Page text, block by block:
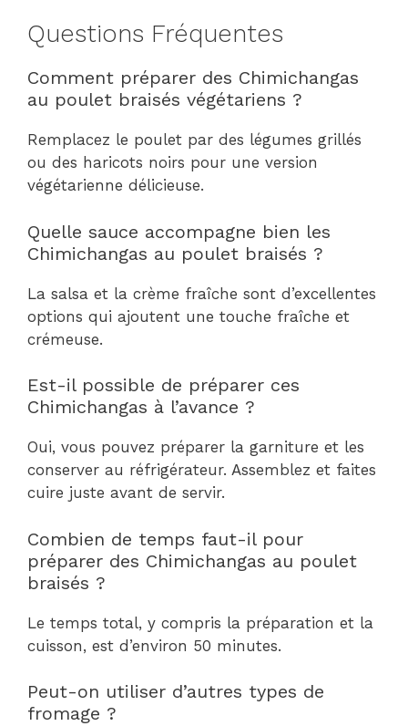
Questions Fréquentes
Comment préparer des Chimichangas
au poulet braisés végétariens ?
Remplacez le poulet par des légumes grillés
ou des haricots noirs pour une version
végétarienne délicieuse.
Quelle sauce accompagne bien les
Chimichangas au poulet braisés ?
La salsa et la crème fraîche sont d’excellentes
options qui ajoutent une touche fraîche et
crémeuse.
Est-il possible de préparer ces
Chimichangas à l’avance ?
Oui, vous pouvez préparer la garniture et les
conserver au réfrigérateur. Assemblez et faites
cuire juste avant de servir.
Combien de temps faut-il pour
préparer des Chimichangas au poulet
braisés ?
Le temps total, y compris la préparation et la
cuisson, est d’environ 50 minutes.
Peut-on utiliser d’autres types de
fromage ?